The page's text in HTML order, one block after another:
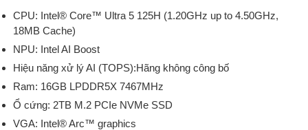
CPU: Intel® Core™ Ultra 5 125H (1.20GHz up to 4.50GHz,
18MB Cache)
NPU: Intel AI Boost
Hiệu năng xử lý AI (TOPS):Hãng không công bố
Ram: 16GB LPDDR5X 7467MHz
Ổ cứng: 2TB M.2 PCIe NVMe SSD
VGA: Intel® Arc™ graphics